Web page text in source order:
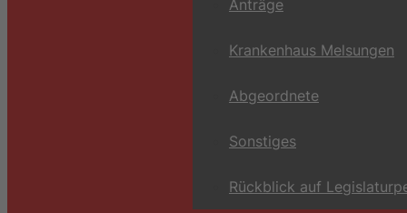
Anträge
Krankenhaus Melsungen
Abgeordnete
Sonstiges
Rückblick auf